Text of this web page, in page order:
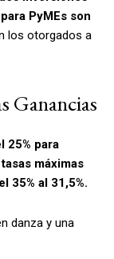
PyMEs son
los otorgados a
Ganancias
25% para
máximas
35% al 31,5%.
danza y una